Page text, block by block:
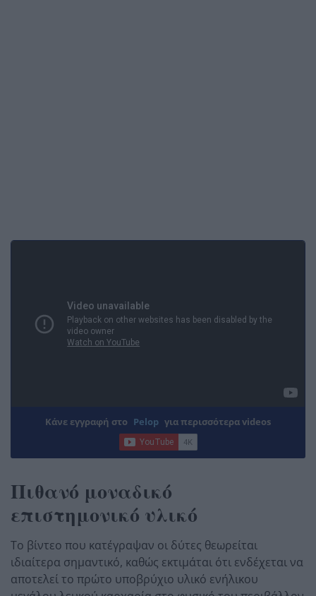
Κάνε εγγραφή στο Pelop για περισσότερα videos
Πιθανό μοναδικό
επιστημονικό υλικό
Το βίντεο που κατέγραψαν οι δύτες θεωρείται
ιδιαίτερα σημαντικό, καθώς εκτιμάται ότι ενδέχεται να
αποτελεί το πρώτο υποβρύχιο υλικό ενήλικου